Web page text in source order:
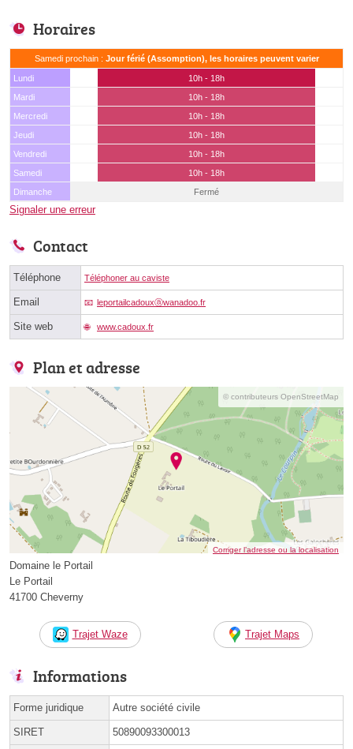
Horaires
Samedi prochain : Jour férié (Assomption), les horaires peuvent varier
Lundi
10h - 18h
Mardi
10h - 18h
Mercredi
10h - 18h
Jeudi
10h - 18h
Vendredi
10h - 18h
Samedi
10h - 18h
Dimanche
Fermé
Signaler une erreur
Contact
Téléphone Téléphoner au caviste
Email leportailcadouxⓐwanadoo.fr
Site web www.cadoux.fr
Plan et adresse
© contributeurs OpenStreetMap
Corriger l’adresse ou la localisation
Domaine le Portail
Le Portail
41700 Cheverny
Trajet Waze Trajet Maps
Informations
Forme juridique Autre société civile
SIRET 50890093300013